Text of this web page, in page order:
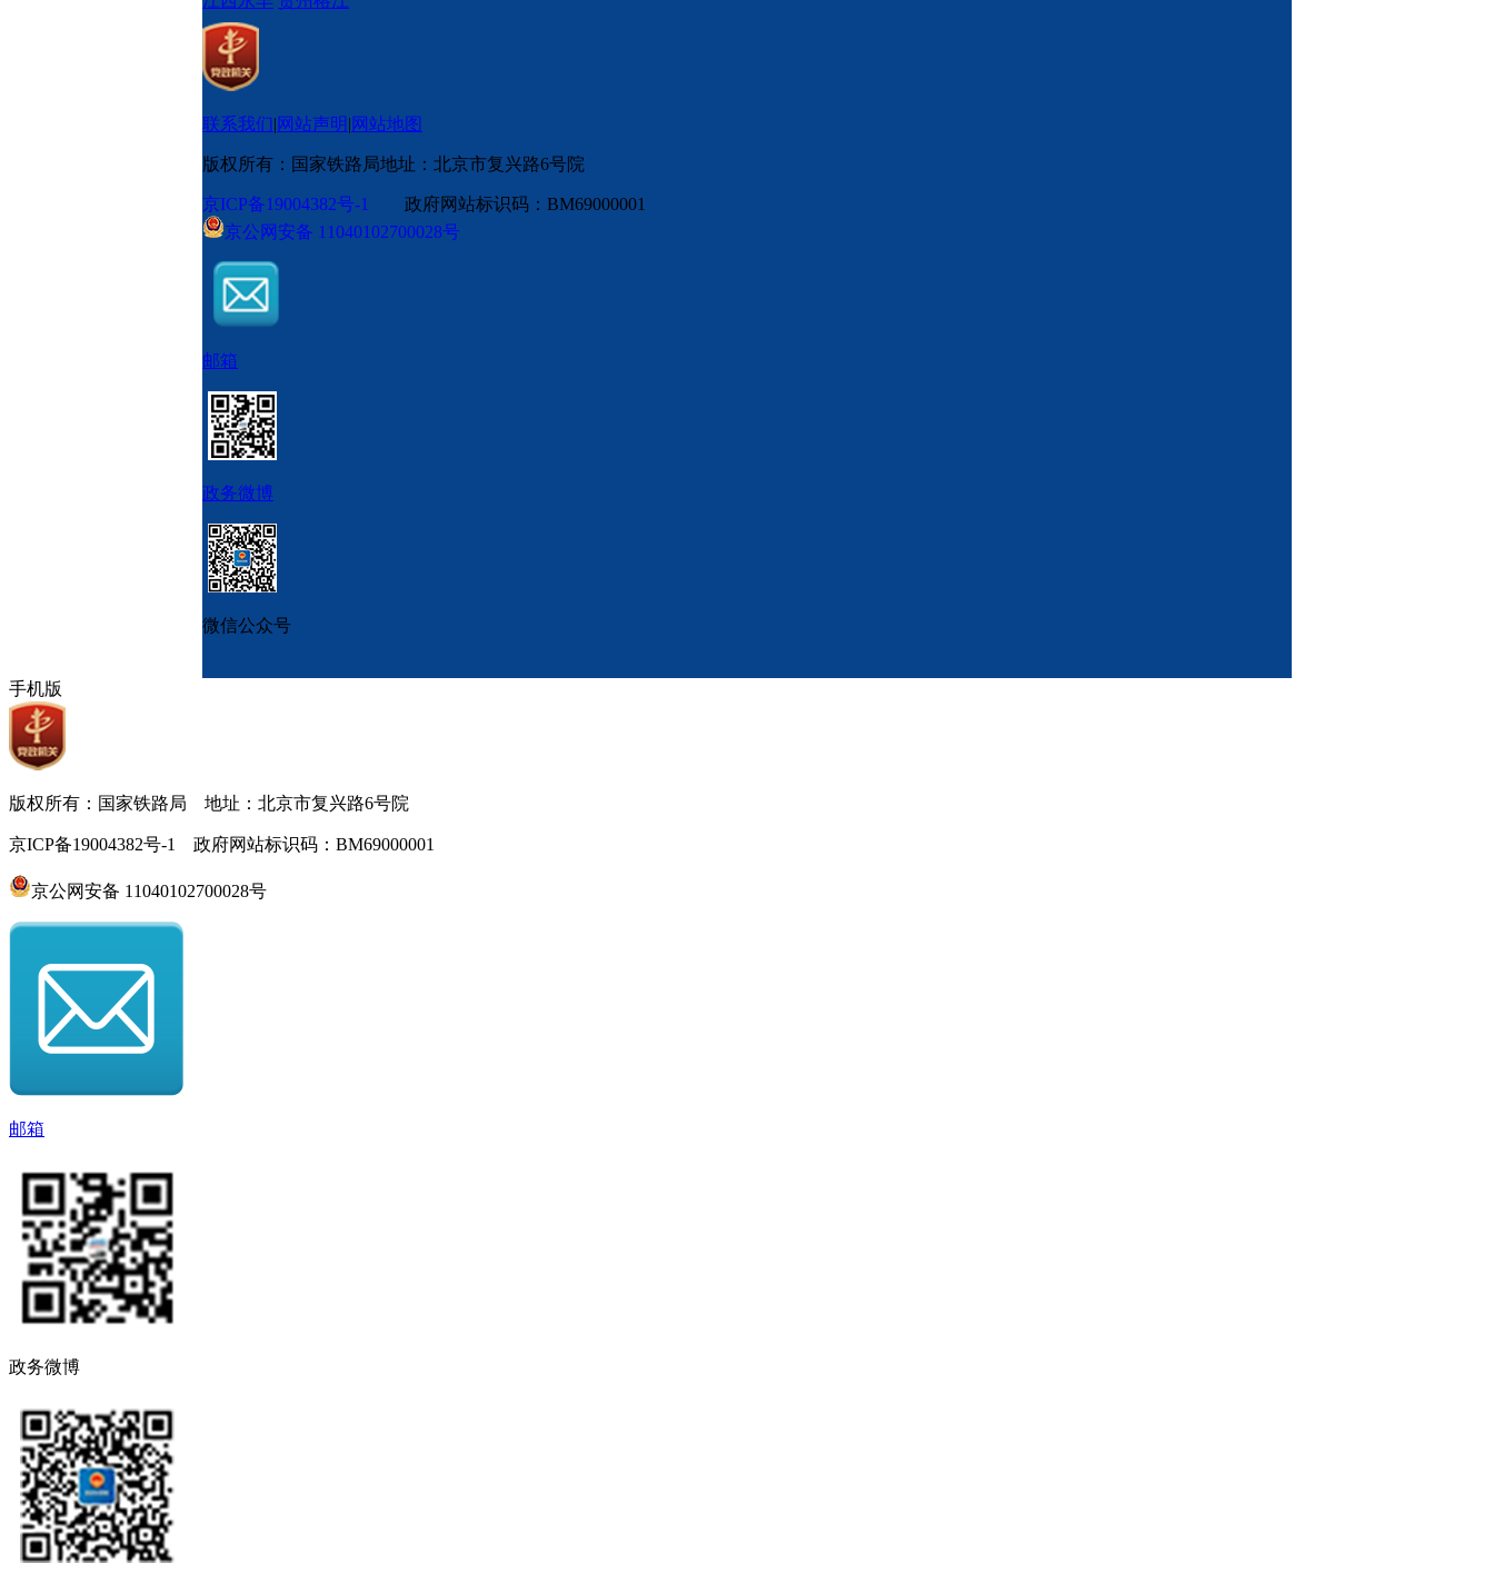
联系我们 网站声明 网站地图
版权所有：国家铁路局地址：北京市复兴路6号院
京ICP备19004382号-1 政府网站标识码：BM69000001
京公网安备 11040102700028号
邮箱
政务微博
微信公众号
手机版
版权所有：国家铁路局 地址：北京市复兴路6号院
京ICP备19004382号-1 政府网站标识码：BM69000001
京公网安备 11040102700028号
邮箱
政务微博